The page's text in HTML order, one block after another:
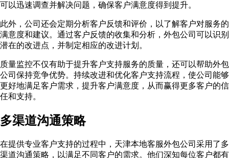
可以迅速调查并解决问题，确保客户满意度得到提升。
此外，公司还会定期分析客户反馈和评价，以了解客户对服务的
满意度和建议。通过客户反馈的收集和分析，外包公司可以识别
潜在的改进点，并制定相应的改进计划。
质量监控不仅有助于提升客户支持服务的质量，还可以帮助外包
公司保持竞争优势。持续改进和优化客户支持流程，使公司能够
更好地满足客户需求，提升客户满意度，从而赢得更多客户的信
任和支持。
多渠道沟通策略
在提供专业客户支持的过程中，天津本地客服外包公司采用了多
渠道沟通策略，以满足不同客户的需求。他们深知每位客户都有